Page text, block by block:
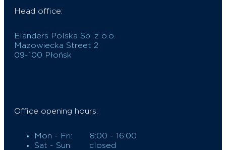
Head office:
Elanders Polska Sp. z o.o.
Mazowiecka Street 2
09-100 Płońsk
Office opening hours:
Mon - Fri:
8:00 - 16:00
Sat - Sun:
closed